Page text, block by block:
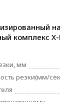
комплекс
мм
резки(мм/